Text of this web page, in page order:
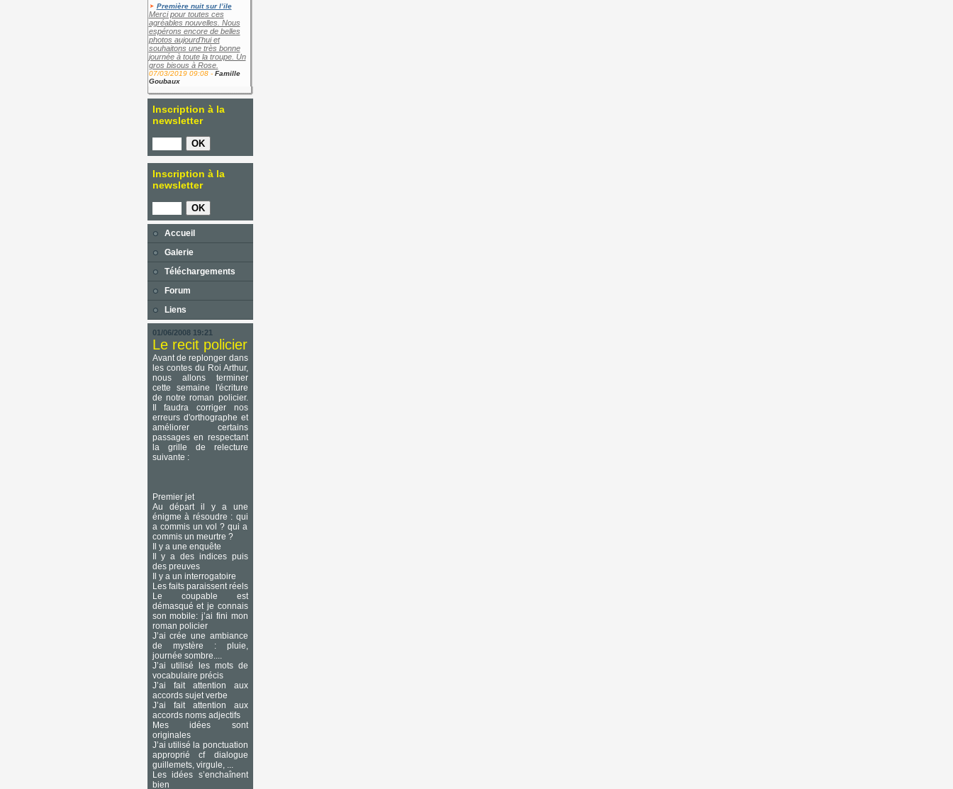
Première nuit sur l’ile
Merci pour toutes ces
agréables nouvelles. Nous
espérons encore de belles
photos aujourd'hui et
souhaitons une très bonne
journée à toute la troupe. Un
gros bisous à Rose.
07/03/2019 09:08 - Famille
Goubaux
Inscription à la
newsletter
Inscription à la
newsletter
Accueil
Galerie
Téléchargements
Forum
Liens
01/06/2008 19:21
Le recit policier
Avant de replonger dans
les contes du Roi Arthur,
nous allons terminer
cette semaine l'écriture
de notre roman policier.
Il faudra corriger nos
erreurs d'orthographe et
améliorer certains
passages en respectant
la grille de relecture
suivante :
Premier jet
Au départ il y a une
énigme à résoudre : qui
a commis un vol ? qui a
commis un meurtre ?
Il y a une enquête
Il y a des indices puis
des preuves
Il y a un interrogatoire
Les faits paraissent réels
Le coupable est
démasqué et je connais
son mobile: j’ai fini mon
roman policier
J’ai crée une ambiance
de mystère : pluie,
journée sombre....
J’ai utilisé les mots de
vocabulaire précis
J’ai fait attention aux
accords sujet verbe
J’ai fait attention aux
accords noms adjectifs
Mes idées sont
originales
J’ai utilisé la ponctuation
approprié cf dialogue
guillemets, virgule, ...
Les idées s’enchaînent
bien